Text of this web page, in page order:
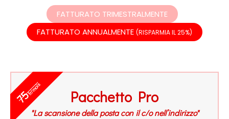
FATTURATO TRIMESTRALMENTE
FATTURATO ANNUALMENTE (RISPARMIA IL 25%)
Pacchetto Pro
"La scansione della posta con il c/o nell’indirizzo"
75fr/mois